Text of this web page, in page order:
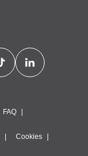
FAQ
Cookies